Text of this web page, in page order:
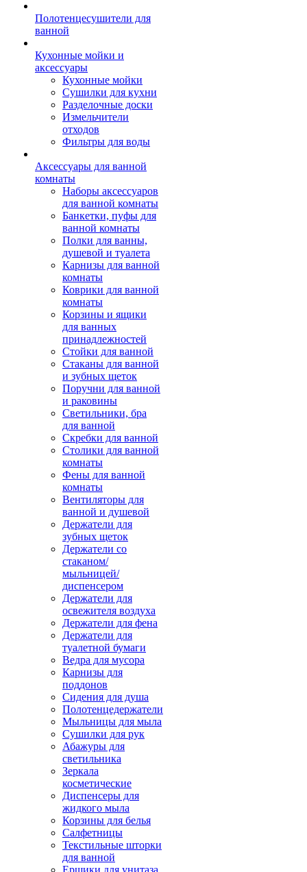
Полотенцесушители для
ванной
Кухонные мойки и
аксессуары
Кухонные мойки
Сушилки для кухни
Разделочные доски
Измельчители
отходов
Фильтры для воды
Аксессуары для ванной
комнаты
Наборы аксессуаров
для ванной комнаты
Банкетки, пуфы для
ванной комнаты
Полки для ванны,
душевой и туалета
Карнизы для ванной
комнаты
Коврики для ванной
комнаты
Корзины и ящики
для ванных
принадлежностей
Стойки для ванной
Стаканы для ванной
и зубных щеток
Поручни для ванной
и раковины
Светильники, бра
для ванной
Скребки для ванной
Столики для ванной
комнаты
Фены для ванной
комнаты
Вентиляторы для
ванной и душевой
Держатели для
зубных щеток
Держатели со
стаканом/
мыльницей/
диспенсером
Держатели для
освежителя воздуха
Держатели для фена
Держатели для
туалетной бумаги
Ведра для мусора
Карнизы для
поддонов
Сидения для душа
Полотенцедержатели
Мыльницы для мыла
Сушилки для рук
Абажуры для
светильника
Зеркала
косметические
Диспенсеры для
жидкого мыла
Корзины для белья
Салфетницы
Текстильные шторки
для ванной
Ершики для унитаза